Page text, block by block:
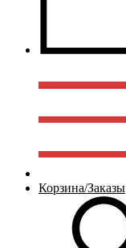
Корзина/Заказы